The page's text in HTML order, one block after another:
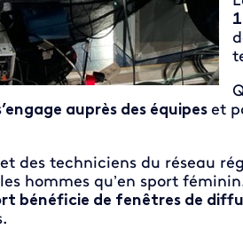
auprès des équipes et
des techniciens du réseau
hommes qu’en sport
bénéficie de fenêtres de